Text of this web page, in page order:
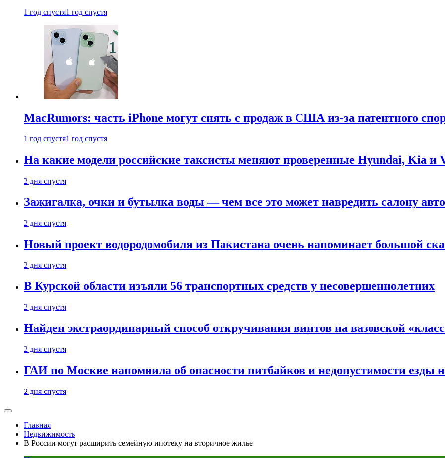
1 год спустя1 год спустя
MacRumors: часть iPhone могут снять с продаж в США из-за патентного
1 год спустя1 год спустя
На какие модели российские таксисты меняют проверенные Hyundai, Kia и
2 дня спустя
Зажигалка, очки и бутылка воды — чем все это может навредить салону
2 дня спустя
Новый проект водородомобиля из Пакистана очень напоминает большой
2 дня спустя
В Курской области изъяли 56 транспортных средств у несовершеннолетних
2 дня спустя
Найден экстраординарный способ откручивания винтов на вазовской
2 дня спустя
ГАИ по Москве напомнила об опасности питбайков и недопустимости езды
2 дня спустя
Главная
Недвижимость
В России могут расширить семейную ипотеку на вторичное жилье